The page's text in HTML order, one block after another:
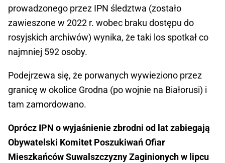
prowadzonego przez IPN śledztwa (zostało
zawieszone w 2022 r. wobec braku dostępu do
rosyjskich archiwów) wynika, że taki los spotkał co
najmniej 592 osoby.
Podejrzewa się, że porwanych wywieziono przez
granicę w okolice Grodna (po wojnie na Białorusi) i
tam zamordowano.
Oprócz IPN o wyjaśnienie zbrodni od lat zabiegają
Obywatelski Komitet Poszukiwań Ofiar
Mieszkańców Suwalszczyzny Zaginionych w lipcu